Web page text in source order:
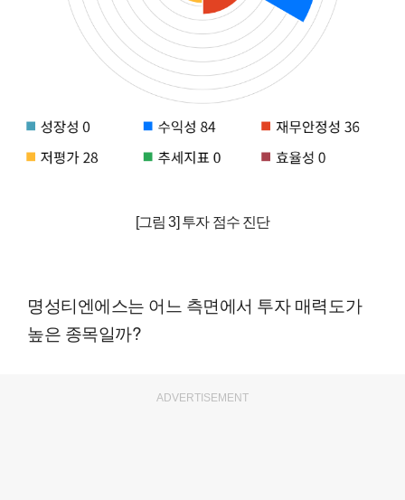
[그림 3] 투자 점수 진단
명성티엔에스는 어느 측면에서 투자 매력도가
높은 종목일까?
ADVERTISEMENT